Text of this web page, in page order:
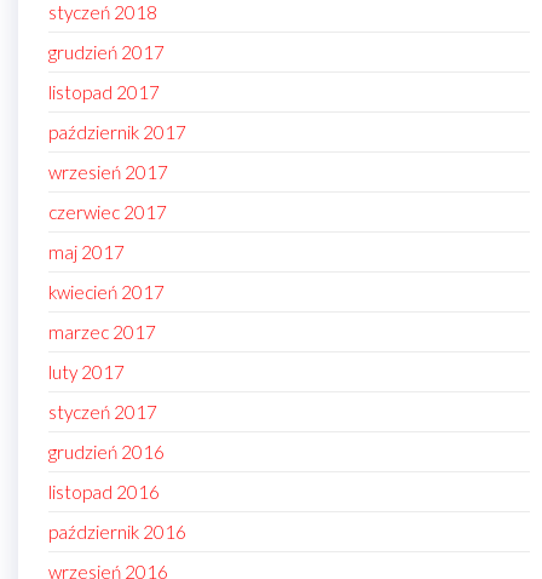
styczeń 2018
grudzień 2017
listopad 2017
październik 2017
wrzesień 2017
czerwiec 2017
maj 2017
kwiecień 2017
marzec 2017
luty 2017
styczeń 2017
grudzień 2016
listopad 2016
październik 2016
wrzesień 2016